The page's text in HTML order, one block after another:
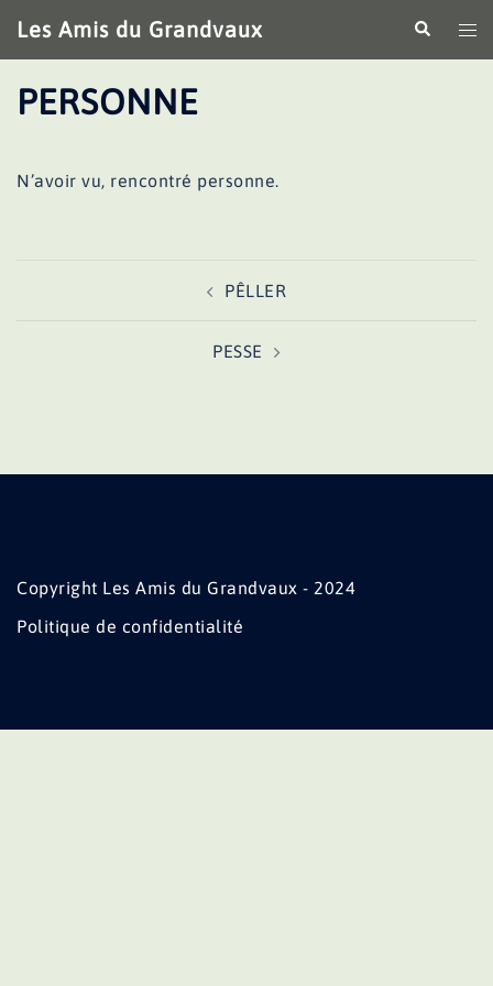
au
contenu
Les Amis du Grandvaux
le
PERSONNE
N’avoir vu, rencontré personne.
PÊLLER
PESSE
Copyright Les Amis du Grandvaux - 2024
Politique de confidentialité